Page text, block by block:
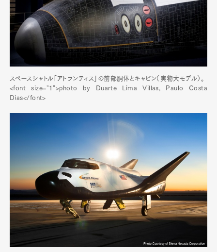
スペースシャトル「アトランティス」の前部胴体とキャビン（実物大モデル）。
<font size="1">photo by Duarte Lima Villas, Paulo Costa
Dias</font>